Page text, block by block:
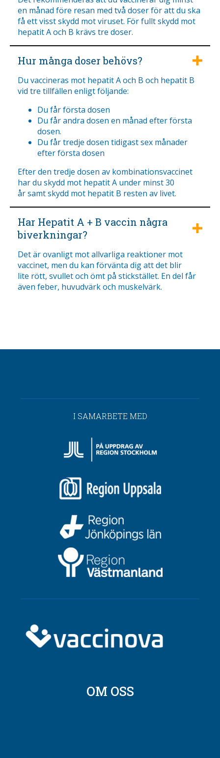
en månad före resan med två doser för att du ska
få ett visst skydd mot viruset. För fullt skydd mot
hepatit A och B krävs tre doser.
Hur många doser behövs?
Du vaccineras mot hepatit A och B och hepatit B
vid tre tillfällen enligt följande:
Du får första dosen
Du får andra dosen en månad efter första
dosen.
Du får tredje dosen tidigast sex månader
efter första dosen
Efter den tredje dosen av kombinationsvaccinet
har du skydd mot hepatit A under minst 30
år samt skydd mot hepatit B resten av livet.
Har Hepatit A + B vaccin några
biverkningar?
Det är ovanligt mot allvarliga reaktioner mot
vaccinet, men du kan förvänta dig att det blir
lite rött, svullet och ömt på stickstället. En del får
även feber, huvudvärk och muskelvärk.
I SAMARBETE MED
OM OSS